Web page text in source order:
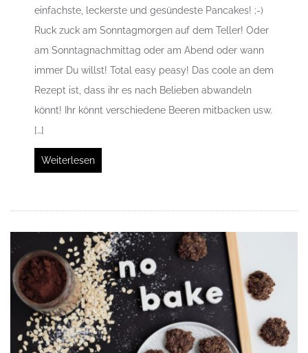
einfachste, leckerste und gesündeste Pancakes! ;-)
Ruck zuck am Sonntagmorgen auf dem Teller! Oder
am Sonntagnachmittag oder am Abend oder wann
immer Du willst! Total easy peasy! Das coole an dem
Rezept ist, dass ihr es nach Belieben abwandeln
könnt! Ihr könnt verschiedene Beeren mitbacken usw.
[…]
Weiterlesen